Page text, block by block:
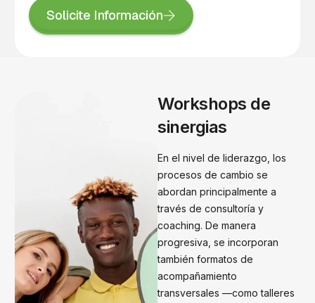
Solicite Información
Workshops de
sinergias
En el nivel de liderazgo, los
procesos de cambio se
abordan principalmente a
través de consultoría y
coaching. De manera
progresiva, se incorporan
también formatos de
acompañamiento
transversales —como talleres